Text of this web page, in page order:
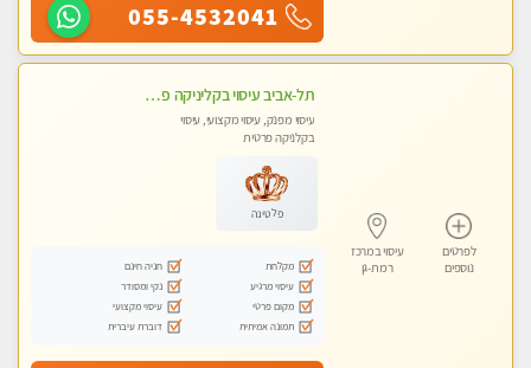
055-4532041
לפרטים
נוספים
עיסוי במרכז
רמת-גן
תל-אביב עיסוי בקליניקה פרטית לחוויה בלתי נשכחת- פרטי!!מומלץ לחלוטין!!
עיסוי מפנק, עיסוי מקצועי, עיסוי
בקלניקה פרטית
פלטינה
מקלחת
חניה חינם
עיסוי מרגיע
נקי ומסודר
מקום פרטי
עיסוי מקצועי
תמונה אמיתית
דוברת עיברית